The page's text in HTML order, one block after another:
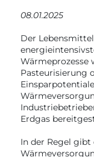
08.01.2025
Der
Wärmeprozesse
Pasteurisierung
Erdgas
In der Regel gibt